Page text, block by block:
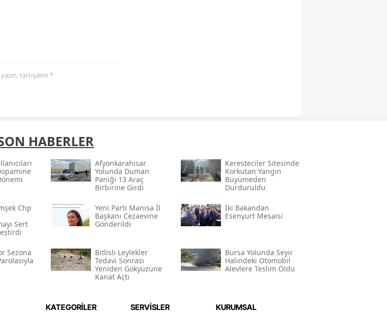
tartışalım *
HABERLER
Afyonkarahisar
Yolunda Duman
Paniği 13 Araç
Birbirine Girdi
Keresteciler Sitesinde
Korkutan Yangın
Büyümeden
Durduruldu
Chp
Sert
Yeni Parti Manisa İl
Başkanı Cezaevine
Gönderildi
İki Bakandan
Esenyurt Mesaisi
Sezona
Bitlisli Leylekler
Tedavi Sonrası
Yeniden Gökyüzüne
Kanat Açtı
Bursa Yolunda Seyir
Halindeki Otomobil
Alevlere Teslim Oldu
KATEGORİLER SERVİSLER KURUMSAL